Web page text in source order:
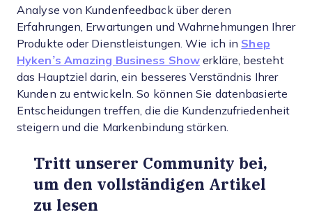
Analyse von Kundenfeedback über deren
Erfahrungen, Erwartungen und Wahrnehmungen Ihrer
Produkte oder Dienstleistungen. Wie ich in Shep
Hyken’s Amazing Business Showerkläre, besteht
das Hauptziel darin, ein besseres Verständnis Ihrer
Kunden zu entwickeln. So können Sie datenbasierte
Entscheidungen treffen, die die Kundenzufriedenheit
steigern und die Markenbindung stärken.
Tritt unserer Community bei,
um den vollständigen Artikel
zu lesen